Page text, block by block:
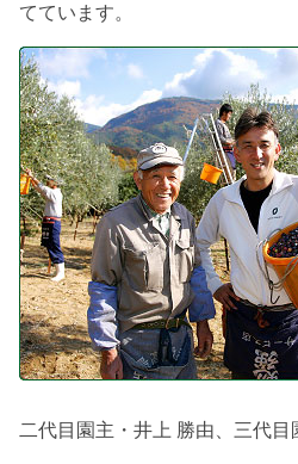
てています。
二代目園主・井上 勝由、三代